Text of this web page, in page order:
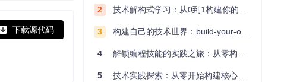
下载源代码
2 技术解构式学习：从0到1构建你的编程知识体系
3 构建自己的技术世界：build-your-own-x项目的实践探索指南
4 解锁编程技能的实践之旅：从零构建你的技术世界
5 技术实践探索：从零开始构建核心系统的实践指南